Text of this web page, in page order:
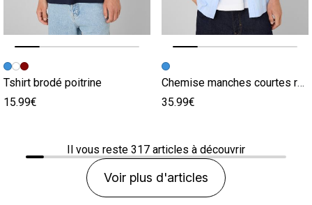
Image précédente
Image suivante
Tshirt brodé poitrine
15.99€
Image précédente
Image suivante
Chemise manches courtes rayées
35.99€
Il vous reste 317 articles à découvrir
Voir plus d'articles